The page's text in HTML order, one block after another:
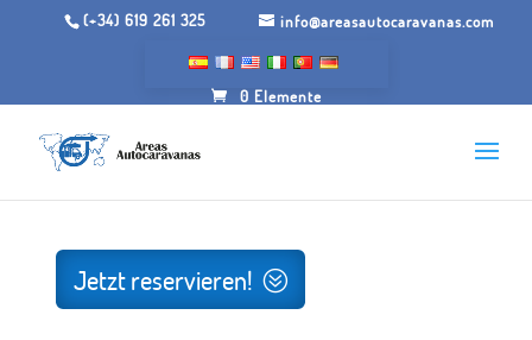
(+34) 619 261 325 info@areasautocaravanas.com
0 Elemente
San Martino, Castel San Pietro Terme, Bologna, Italien
Jetzt reservieren!